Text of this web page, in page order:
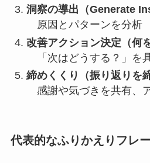
洞察の導出（Generate
原因とパターンを分析
改善アクション決定（何
「次はどうする？」を
締めくくり（振り返りを
感謝や気づきを共有、
代表的なふりかえりフレ